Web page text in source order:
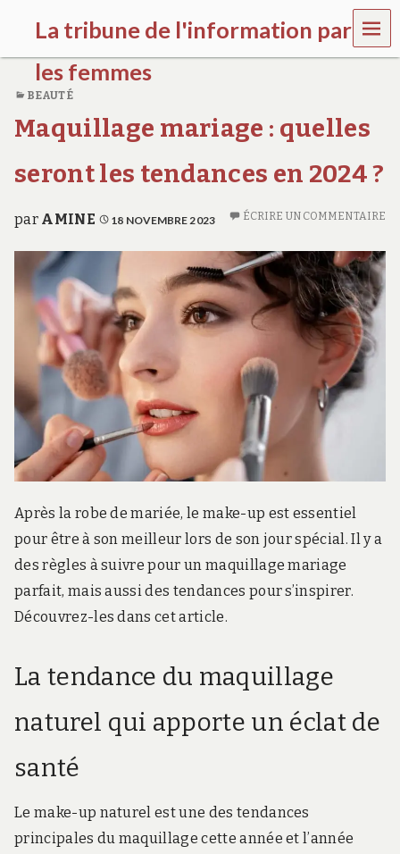
La tribune de l'information par
les femmes
a
t
i
n
o
m
w
a
r
d
.
f
MEN
U
BEAUTÉ
Maquillage mariage : quelles
seront les tendances en 2024 ?
par AMINE 18 NOVEMBRE 2023 ÉCRIRE UN COMMENTAIRE
Après la robe de mariée, le make-up est essentiel
pour être à son meilleur lors de son jour spécial. Il y a
des règles à suivre pour un maquillage mariage
parfait, mais aussi des tendances pour s’inspirer.
Découvrez-les dans cet article.
La tendance du maquillage
naturel qui apporte un éclat de
santé
Le make-up naturel est une des tendances
principales du maquillage cette année et l’année